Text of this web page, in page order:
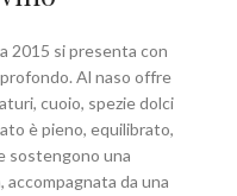
2015 si presenta con
Al naso offre
cuoio, spezie dolci
è pieno, equilibrato,
sostengono una
da una